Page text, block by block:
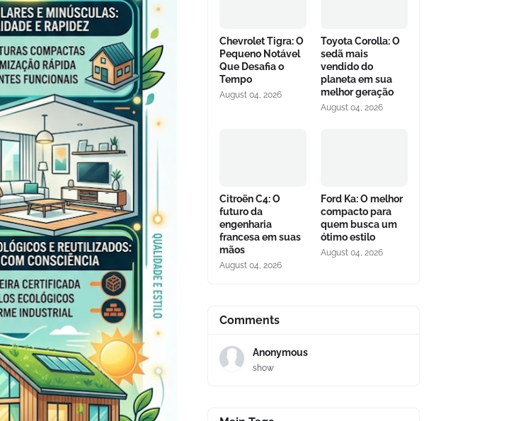
Chevrolet Tigra: O
Pequeno Notável
Que Desafia o
Tempo
August 04, 2026
Toyota Corolla: O
sedã mais
vendido do
planeta em sua
melhor geração
August 04, 2026
Citroën C4: O
futuro da
engenharia
francesa em suas
mãos
August 04, 2026
Ford Ka: O melhor
compacto para
quem busca um
ótimo estilo
August 04, 2026
Comments
Anonymous
show